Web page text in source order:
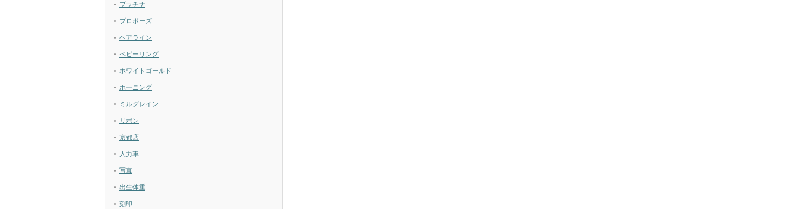
プラチナ
プロポーズ
ヘアライン
ベビーリング
ホワイトゴールド
ホーニング
ミルグレイン
リボン
京都店
人力車
写真
出生体重
刻印